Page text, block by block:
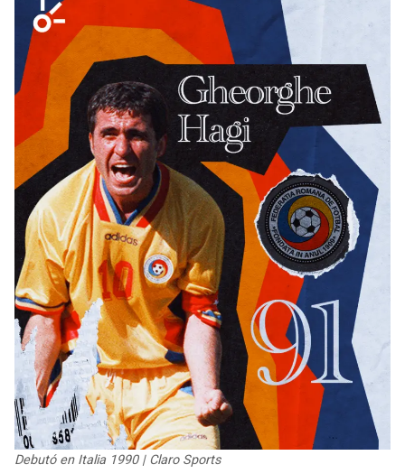
Debutó en Italia 1990 | Claro Sports